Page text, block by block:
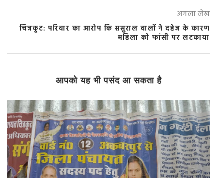
अगला लेख
चित्रकूट: परिवार का आरोप कि ससुराल वालों ने दहेज के कारण
महिला को फांसी पर लटकाया
आपको यह भी पसंद आ सकता है